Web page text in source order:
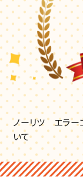
ノーリツ エラー
いて